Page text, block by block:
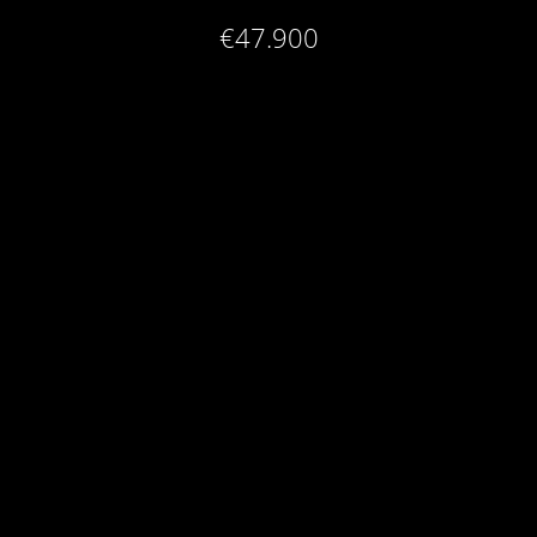
€47.900